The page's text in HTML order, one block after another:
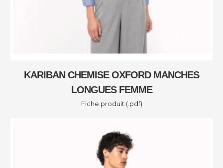
KARIBAN CHEMISE OXFORD MANCHES
LONGUES FEMME
Fiche produit (.pdf)